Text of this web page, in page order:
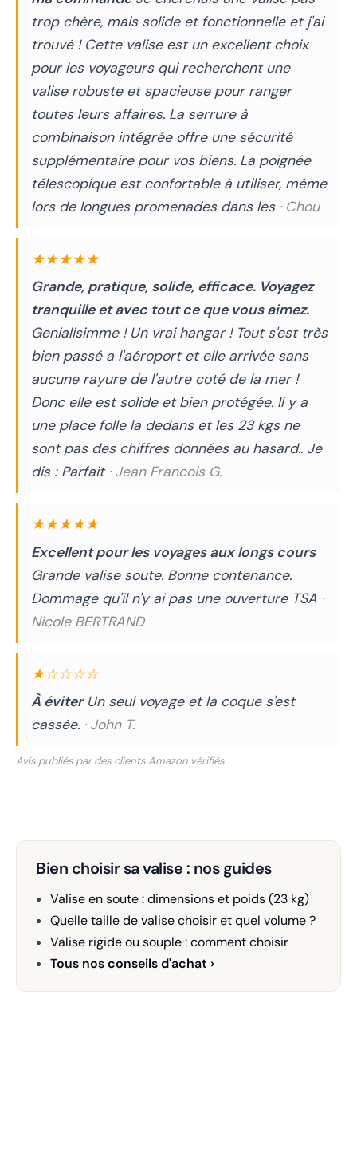
trop chère, mais solide et fonctionnelle et j'ai
trouvé ! Cette valise est un excellent choix
pour les voyageurs qui recherchent une
valise robuste et spacieuse pour ranger
toutes leurs affaires. La serrure à
combinaison intégrée offre une sécurité
supplémentaire pour vos biens. La poignée
télescopique est confortable à utiliser, même
lors de longues promenades dans les · Chou
★★★★★
Grande, pratique, solide, efficace. Voyagez
tranquille et avec tout ce que vous aimez.
Genialisimme ! Un vrai hangar ! Tout s'est très
bien passé a l'aéroport et elle arrivée sans
aucune rayure de l'autre coté de la mer !
Donc elle est solide et bien protégée. Il y a
une place folle la dedans et les 23 kgs ne
sont pas des chiffres données au hasard.. Je
dis : Parfait · Jean Francois G.
★★★★★
Excellent pour les voyages aux longs cours
Grande valise soute. Bonne contenance.
Dommage qu'il n'y ai pas une ouverture TSA ·
Nicole BERTRAND
★☆☆☆☆
À éviterUn seul voyage et la coque s'est
cassée. · John T.
Avis publiés par des clients Amazon vérifiés.
Bien choisir sa valise : nos guides
Valise en soute : dimensions et poids (23 kg)
Quelle taille de valise choisir et quel volume ?
Valise rigide ou souple : comment choisir
Tous nos conseils d'achat ›